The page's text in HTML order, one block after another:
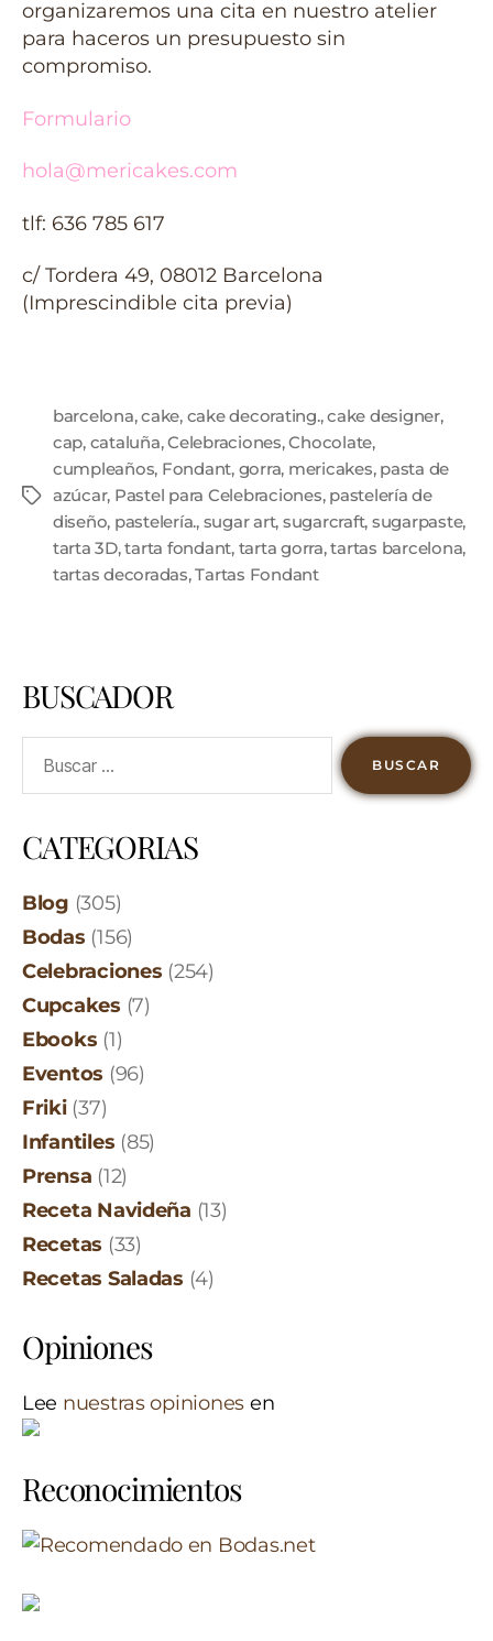
organizaremos una cita en nuestro atelier
para haceros un presupuesto sin
compromiso.
Formulario
hola@mericakes.com
tlf: 636 785 617
c/ Tordera 49, 08012 Barcelona
(Imprescindible cita previa)
barcelona,cake, cake decorating.,cake designer,
cap, cataluña,Celebraciones,Chocolate,
cumpleaños, Fondant, gorra, mericakes, pasta de
azúcar, Pastel para Celebraciones, pastelería de
diseño, pastelería., sugar art, sugarcraft, sugarpaste,
tarta 3D,tarta fondant, tarta gorra,tartas barcelona,
tartas decoradas,Tartas Fondant
BUSCADOR
CATEGORIAS
Blog (305)
Bodas (156)
Celebraciones (254)
Cupcakes (7)
Ebooks (1)
Eventos (96)
Friki(37)
Infantiles (85)
Prensa (12)
Receta Navideña (13)
Recetas (33)
Recetas Saladas (4)
Opiniones
Lee nuestras opiniones en
Reconocimientos